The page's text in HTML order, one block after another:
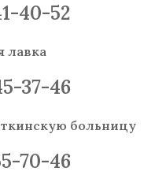
40-52
лавка
37-46
больницу
70-46